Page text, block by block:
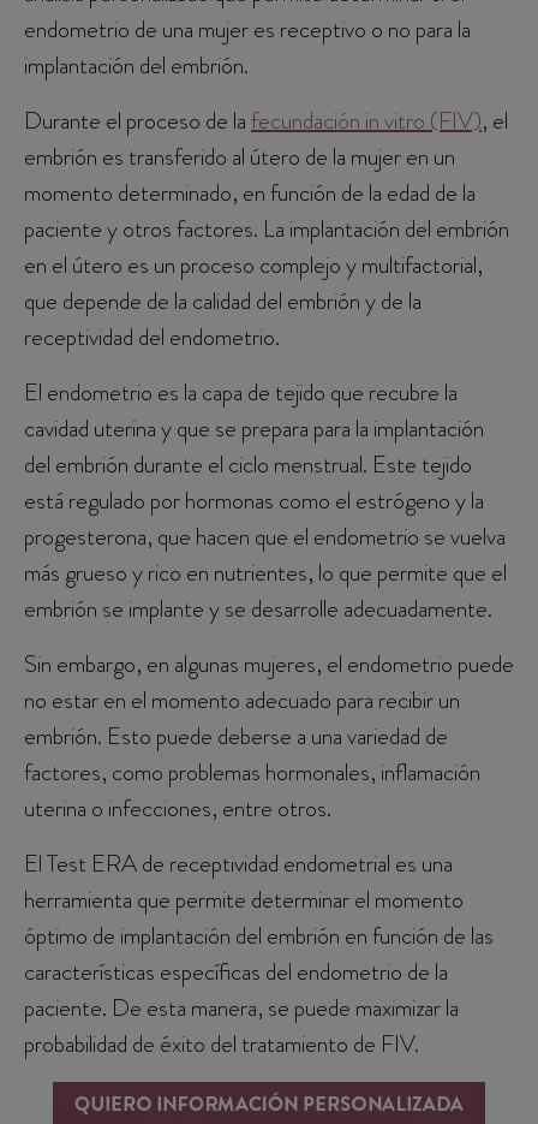
endometrio de una mujer es receptivo o no para la
implantación del embrión.
Durante el proceso de lafecundación in vitro (FIV), el
embrión es transferido al útero de la mujer en un
momento determinado, en función de la edad de la
paciente y otros factores. La implantación del embrión
en el útero es un proceso complejo y multifactorial,
que depende de la calidad del embrión y de la
receptividad del endometrio.
El endometrio es la capa de tejido que recubre la
cavidad uterina y que se prepara para la implantación
del embrión durante el ciclo menstrual. Este tejido
está regulado por hormonas como el estrógeno y la
progesterona, que hacen que el endometrio se vuelva
más grueso y rico en nutrientes, lo que permite que el
embrión se implante y se desarrolle adecuadamente.
Sin embargo, en algunas mujeres, el endometrio puede
no estar en el momento adecuado para recibir un
embrión. Esto puede deberse a una variedad de
factores, como problemas hormonales, inflamación
uterina o infecciones, entre otros.
El Test ERA de receptividad endometrial es una
herramienta que permite determinar el momento
óptimo de implantación del embrión en función de las
características específicas del endometrio de la
paciente. De esta manera, se puede maximizar la
probabilidad de éxito del tratamiento de FIV.